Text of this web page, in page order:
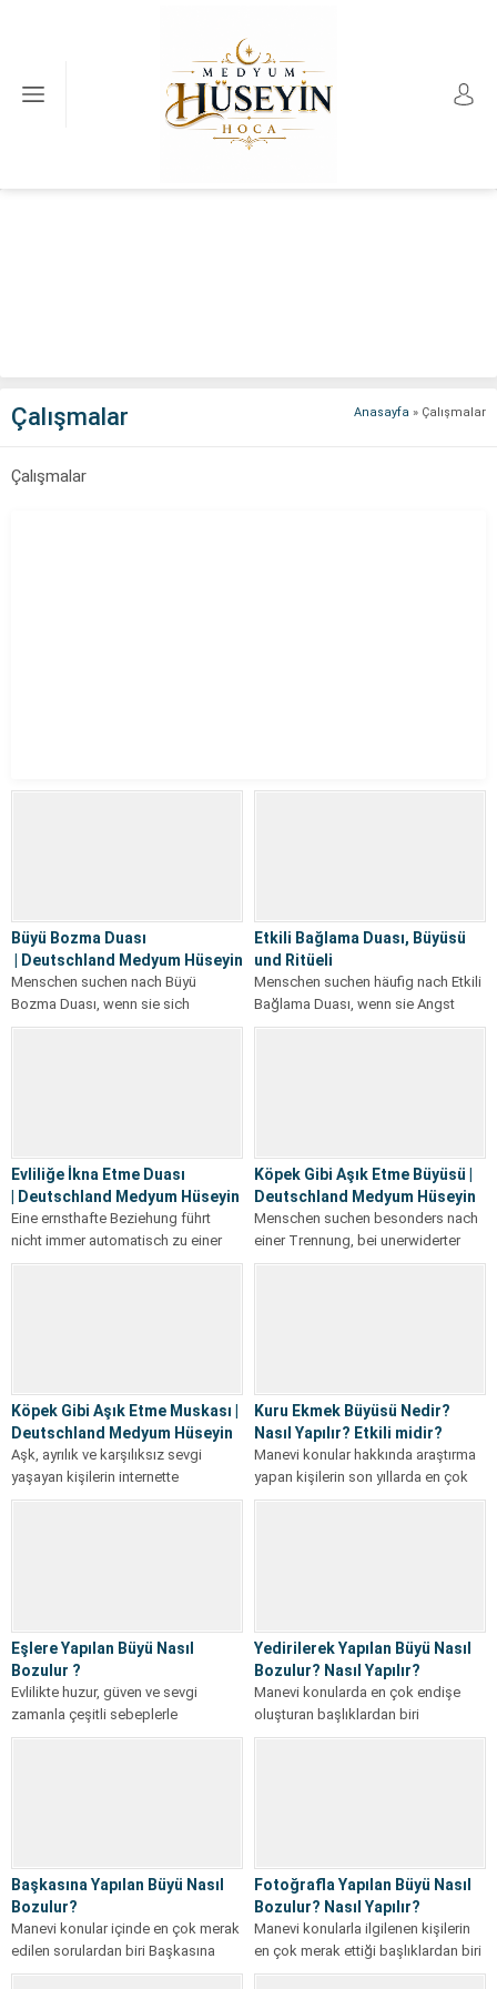
Anasayfa » Çalışmalar
Çalışmalar
Çalışmalar
Büyü Bozma Duası
| Deutschland Medyum Hüseyin
Menschen suchen nach Büyü
Bozma Duası, wenn sie sich
innerlich belastet fühlen,
Etkili Bağlama Duası, Büyüsü
und Ritüeli
Menschen suchen häufig nach Etkili
Bağlama Duası, wenn sie Angst
haben, einen geliebten Menschen
Evliliğe İkna Etme Duası
| Deutschland Medyum Hüseyin
Eine ernsthafte Beziehung führt
nicht immer automatisch zu einer
gemeinsamen Entscheidung über
Köpek Gibi Aşık Etme Büyüsü |
Deutschland Medyum Hüseyin
Menschen suchen besonders nach
einer Trennung, bei unerwiderter
Liebe oder bei einer plötzlich
Köpek Gibi Aşık Etme Muskası |
Deutschland Medyum Hüseyin
Aşk, ayrılık ve karşılıksız sevgi
yaşayan kişilerin internette
araştırdığı dikkat çekici başlıklardan
Kuru Ekmek Büyüsü Nedir?
Nasıl Yapılır? Etkili midir?
Manevi konular hakkında araştırma
yapan kişilerin son yıllarda en çok
merak ettiği başlıklardan biri Kuru...
Eşlere Yapılan Büyü Nasıl
Bozulur ?
Evlilikte huzur, güven ve sevgi
zamanla çeşitli sebeplerle
zorlanabilir. Eşler arasında ani
Yedirilerek Yapılan Büyü Nasıl
Bozulur? Nasıl Yapılır?
Manevi konularda en çok endişe
oluşturan başlıklardan biri
Yedirilerek Yapılan Büyü konusudur.
Başkasına Yapılan Büyü Nasıl
Bozulur?
Manevi konular içinde en çok merak
edilen sorulardan biri Başkasına
Yapılan Büyü Nasıl Bozulur?
Fotoğrafla Yapılan Büyü Nasıl
Bozulur? Nasıl Yapılır?
Manevi konularla ilgilenen kişilerin
en çok merak ettiği başlıklardan biri
Fotoğrafla Yapılan Büyü konusudur.